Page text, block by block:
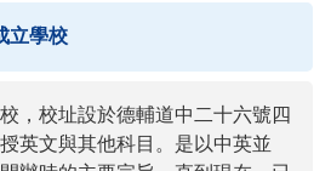
立學校
，校址設於德輔道中二十六號四
英文與其他科目。是以中英並